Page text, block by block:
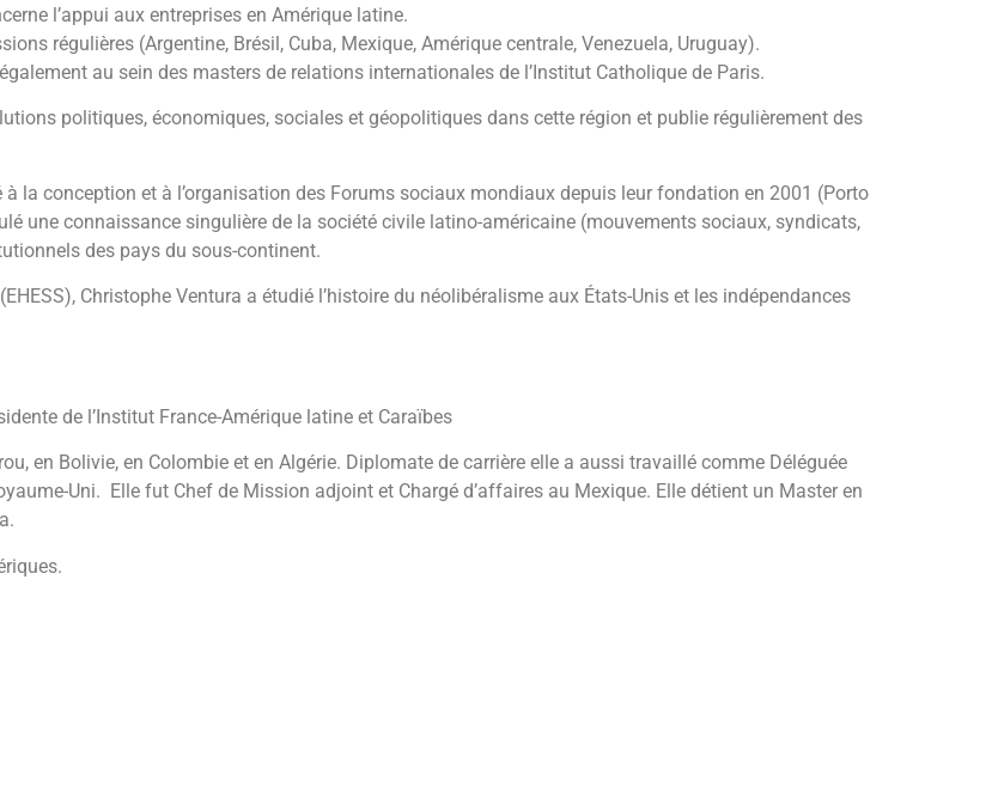
l’appui aux entreprises en Amérique latine.
régulières (Argentine, Brésil, Cuba, Mexique, Amérique centrale, Venezuela, Uruguay).
également au sein des masters de relations internationales de l’Institut Catholique de Paris.
politiques, économiques, sociales et géopolitiques dans cette région et publie régulièrement des
la conception et à l’organisation des Forums sociaux mondiaux depuis leur fondation en 2001 (Porto
une connaissance singulière de la société civile latino-américaine (mouvements sociaux, syndicats,
des pays du sous-continent.
Christophe Ventura a étudié l’histoire du néolibéralisme aux États-Unis et les indépendances
de l’Institut France-Amérique latine et Caraïbes
en Bolivie, en Colombie et en Algérie. Diplomate de carrière elle a aussi travaillé comme Déléguée
Uni. Elle fut Chef de Mission adjoint et Chargé d’affaires au Mexique. Elle détient un Master en